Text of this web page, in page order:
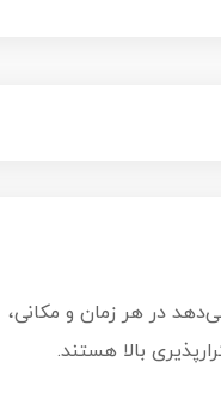
در هر زمان و مکانی،
بالا هستند.